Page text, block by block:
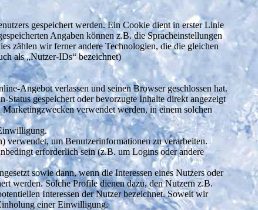
gespeichert werden. Ein Cookie dient in erster Linie
Angaben können z.B. die Spracheinstellungen
zählen wir ferner andere Technologien, die die gleichen
als „Nutzer-IDs“ bezeichnet)
Angebot verlassen und seinen Browser geschlossen hat.
Status gespeichert oder bevorzugte Inhalte direkt angezeigt
verwendet werden, in einem solchen
verwendet, um Benutzerinformationen zu verarbeiten.
erforderlich sein (z.B. um Logins oder andere
sowie dann, wenn die Interessen eines Nutzers oder
werden. Solche Profile dienen dazu, den Nutzern z.B.
Interessen der Nutzer bezeichnet. Soweit wir
einer Einwilligung.